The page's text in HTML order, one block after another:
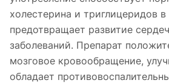
холестерина и триглицеридов в
предотвращает развитие
заболеваний. Препарат
мозговое кровообращение,
обладает